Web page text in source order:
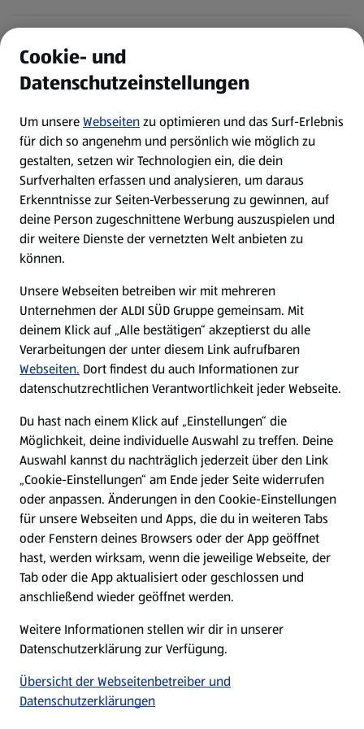
Newsletter
WhatsApp
Über ALDI SÜD
Filialen
Nachhaltigkeit
Karriere
Presse
Hilfe & Kontakt
(öffnet in einem neuen Tab)
Unternehmen
Folge uns hier:
Cookie- und
Datenschutzeinstellungen
Um unsereWebseitenzu optimieren und das Surf-Erlebnis
für dich so angenehm und persönlich wie möglich zu
gestalten, setzen wir Technologien ein, die dein
Surfverhalten erfassen und analysieren, um daraus
Erkenntnisse zur Seiten-Verbesserung zu gewinnen, auf
deine Person zugeschnittene Werbung auszuspielen und
dir weitere Dienste der vernetzten Welt anbieten zu
können.
Unsere Webseiten betreiben wir mit mehreren
Unternehmen der ALDI SÜD Gruppe gemeinsam. Mit
deinem Klick auf „Alle bestätigen“ akzeptierst du alle
Verarbeitungen der unter diesem Link aufrufbaren
Webseiten. Dort findest du auch Informationen zur
datenschutzrechtlichen Verantwortlichkeit jeder Webseite.
Du hast nach einem Klick auf „Einstellungen“ die
Möglichkeit, deine individuelle Auswahl zu treffen. Deine
Auswahl kannst du nachträglich jederzeit über den Link
„Cookie-Einstellungen“ am Ende jeder Seite widerrufen
oder anpassen. Änderungen in den Cookie-Einstellungen
für unsere Webseiten und Apps, die du in weiteren Tabs
oder Fenstern deines Browsers oder der App geöffnet
hast, werden wirksam, wenn die jeweilige Webseite, der
Tab oder die App aktualisiert oder geschlossen und
anschließend wieder geöffnet werden.
Weitere Informationen stellen wir dir in unserer
Datenschutzerklärung zur Verfügung.
Übersicht der Webseitenbetreiber und
Datenschutzerklärungen